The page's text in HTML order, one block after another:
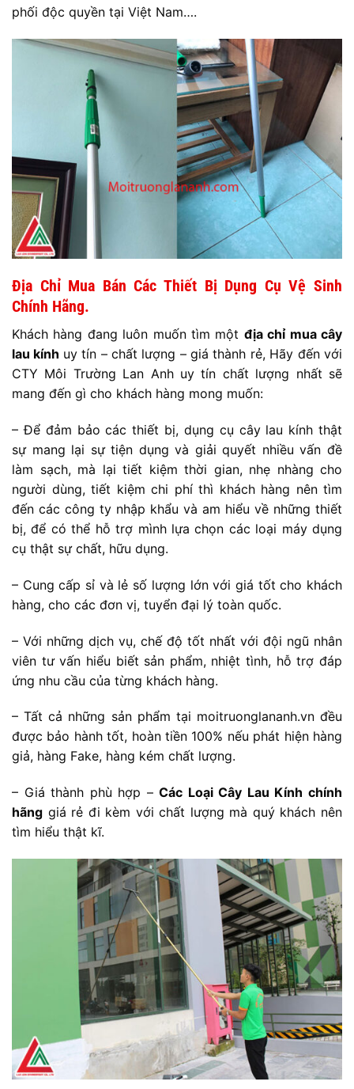
phối độc quyền tại Việt Nam….
Địa Chỉ Mua Bán Các Thiết Bị Dụng Cụ Vệ Sinh
Chính Hãng.
Khách hàng đang luôn muốn tìm một địa chỉ mua cây
lau kính uy tín – chất lượng – giá thành rẻ, Hãy đến với
CTY Môi Trường Lan Anh uy tín chất lượng nhất sẽ
mang đến gì cho khách hàng mong muốn:
– Để đảm bảo các thiết bị, dụng cụ cây lau kính thật
sự mang lại sự tiện dụng và giải quyết nhiều vấn đề
làm sạch, mà lại tiết kiệm thời gian, nhẹ nhàng cho
người dùng, tiết kiệm chi phí thì khách hàng nên tìm
đến các công ty nhập khẩu và am hiểu về những thiết
bị, để có thể hỗ trợ mình lựa chọn các loại máy dụng
cụ thật sự chất, hữu dụng.
– Cung cấp sỉ và lẻ số lượng lớn với giá tốt cho khách
hàng, cho các đơn vị, tuyển đại lý toàn quốc.
– Với những dịch vụ, chế độ tốt nhất với đội ngũ nhân
viên tư vấn hiểu biết sản phẩm, nhiệt tình, hỗ trợ đáp
ứng nhu cầu của từng khách hàng.
– Tất cả những sản phẩm tại moitruonglananh.vn đều
được bảo hành tốt, hoàn tiền 100% nếu phát hiện hàng
giả, hàng Fake, hàng kém chất lượng.
– Giá thành phù hợp –Các Loại Cây Lau Kính chính
hãng giá rẻ đi kèm với chất lượng mà quý khách nên
tìm hiểu thật kĩ.